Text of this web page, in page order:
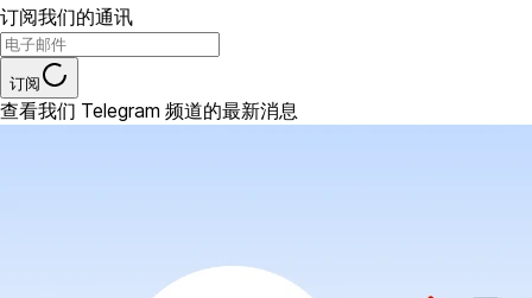
订阅我们的通讯
订阅
查看我们 Telegram 频道的最新消息